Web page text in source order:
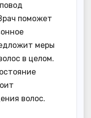
поможет
меры
в целом.
волос.